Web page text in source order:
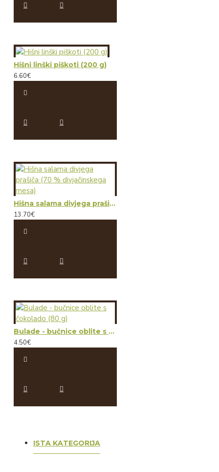
Hišni linški piškoti (200 g)
6.60€
Hišna salama divjega prašiča (70 % divjačinskega mesa)
13.70€
Bulade - bučnice oblite s čokolado (80 g)
4.50€
ISTA KATEGORIJA